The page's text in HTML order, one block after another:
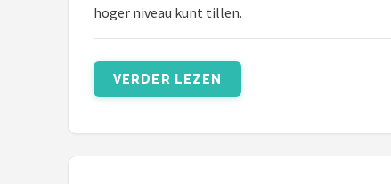
hoger niveau kunt tillen.
VERDER LEZEN